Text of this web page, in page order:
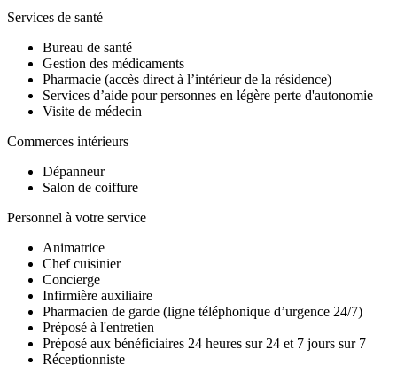
Services de santé
Bureau de santé
Gestion des médicaments
Pharmacie (accès direct à l’intérieur de la résidence)
Services d’aide pour personnes en légère perte d'autonomie
Visite de médecin
Commerces intérieurs
Dépanneur
Salon de coiffure
Personnel à votre service
Animatrice
Chef cuisinier
Concierge
Infirmière auxiliaire
Pharmacien de garde (ligne téléphonique d’urgence 24/7)
Préposé à l'entretien
Préposé aux bénéficiaires 24 heures sur 24 et 7 jours sur 7
Réceptionniste